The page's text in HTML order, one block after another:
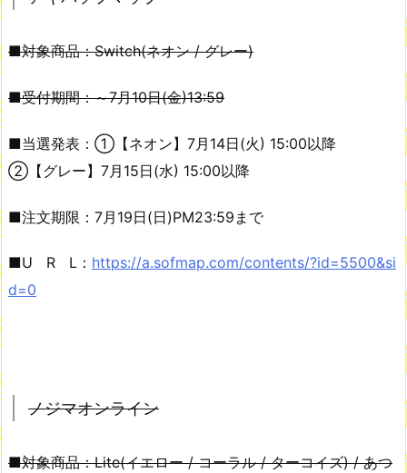
■対象商品：Switch(ネオン / グレー)
■受付期間：～7月10日(金)13:59
■当選発表：①【ネオン】7月14日(火) 15:00以降
②【グレー】7月15日(水) 15:00以降
■注文期限：7月19日(日)PM23:59まで
■U R L： https://a.sofmap.com/contents/?id=5500&si
d=0
ノジマオンライン
■対象商品：Lite(イエロー / コーラル / ターコイズ) / あつ